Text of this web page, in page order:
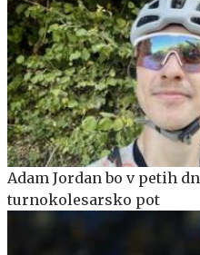
Adam Jordan bo v petih
turnokolesarsko pot